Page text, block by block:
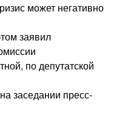
может негативно
заявил
по депутатской
заседании пресс-